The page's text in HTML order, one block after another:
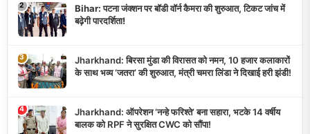
2
Bihar: पटना जंक्शन पर बॉडी वॉर्न कैमरा की शुरुआत, टिकट जांच में
बढ़ेगी पारदर्शिता!
3
Jharkhand: बिरसा मुंडा की विरासत को नमन, 10 हजार कलाकारों
के साथ भव्य ‘जतरा’ की शुरुआत, मंत्री चमरा लिंडा ने दिखाई हरी झंडी!
4
Jharkhand: ऑपरेशन ‘नन्हे फरिश्ते’ बना सहारा, भटके 14 वर्षीय
बालक को RPF ने सुरक्षित CWC को सौंपा!